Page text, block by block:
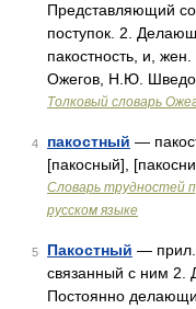
Представляющий
поступок. 2.
пакостность, и,
Ожегов, Н.Ю.
Толковый словарь
4 пакостный —
[пакосный],
Словарь трудностей
русском языке
5 Пакостный — прил.
связанный с ним 2.
Постоянно